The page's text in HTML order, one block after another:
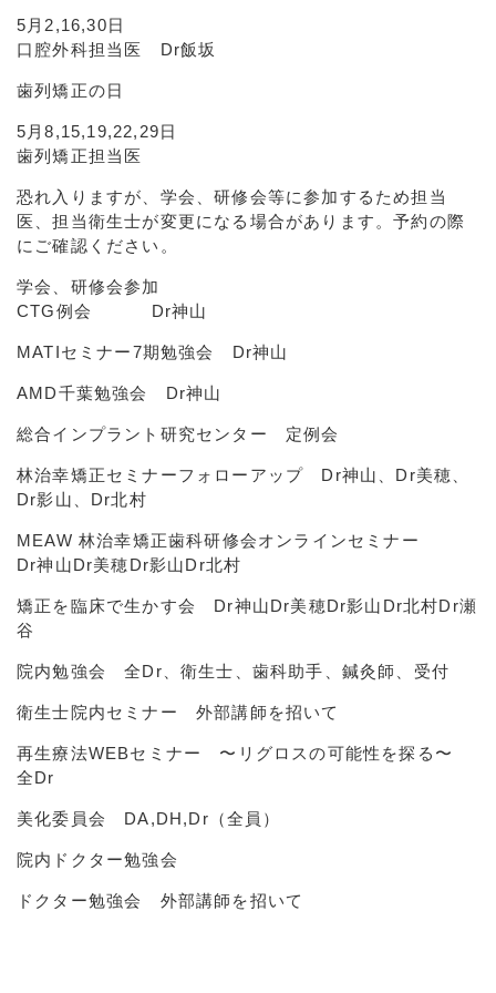
5月2,16,30日
口腔外科担当医 Dr飯坂
歯列矯正の日
5月8,15,19,22,29日
歯列矯正担当医
恐れ入りますが、学会、研修会等に参加するため担当
医、担当衛生士が変更になる場合があります。予約の際
にご確認ください。
学会、研修会参加
CTG例会 Dr神山
MATIセミナー7期勉強会 Dr神山
AMD千葉勉強会 Dr神山
総合インプラント研究センター 定例会
林治幸矯正セミナーフォローアップ Dr神山、Dr美穂、
Dr影山、Dr北村
MEAW 林治幸矯正歯科研修会オンラインセミナー
Dr神山Dr美穂Dr影山Dr北村
矯正を臨床で生かす会 Dr神山Dr美穂Dr影山Dr北村Dr瀬
谷
院内勉強会 全Dr、衛生士、歯科助手、鍼灸師、受付
衛生士院内セミナー 外部講師を招いて
再生療法WEBセミナー 〜リグロスの可能性を探る〜
全Dr
美化委員会 DA,DH,Dr（全員）
院内ドクター勉強会
ドクター勉強会 外部講師を招いて